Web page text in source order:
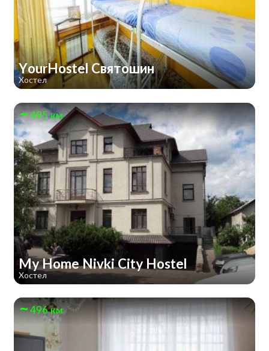
YourHostel Святошин
Хостел
495 км
My Home Nivki City Hostel
Хостел
496 км